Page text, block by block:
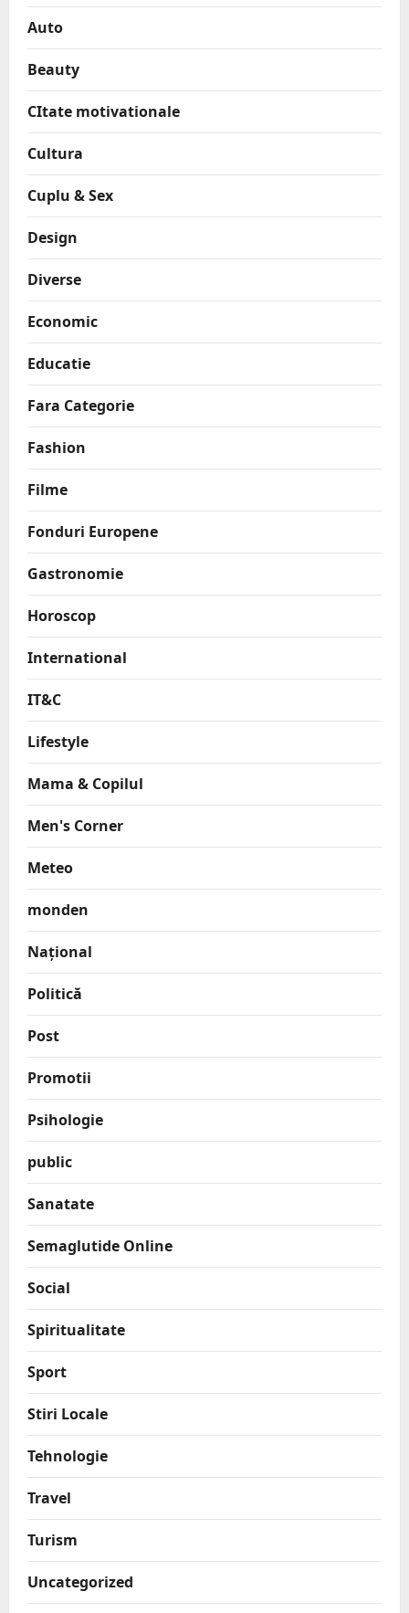
Auto
Beauty
CItate motivationale
Cultura
Cuplu & Sex
Design
Diverse
Economic
Educatie
Fara Categorie
Fashion
Filme
Fonduri Europene
Gastronomie
Horoscop
International
IT&C
Lifestyle
Mama & Copilul
Men's Corner
Meteo
monden
Național
Politică
Post
Promotii
Psihologie
public
Sanatate
Semaglutide Online
Social
Spiritualitate
Sport
Stiri Locale
Tehnologie
Travel
Turism
Uncategorized